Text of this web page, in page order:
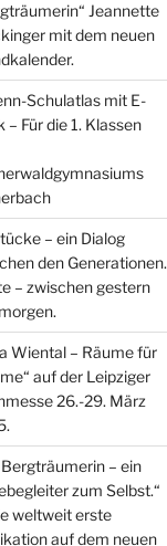
Jeannette
mit dem neuen
Schulatlas mit E-
– Für die 1. Klassen
– ein Dialog
den Generationen.
– zwischen gestern
Wiental – Räume für
auf der Leipziger
26.-29. März
Bergträumerin – ein
zum Selbst.“
weltweit erste
auf dem neuen